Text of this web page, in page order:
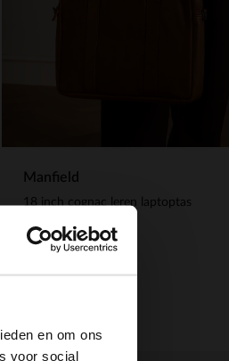
en om ons
voor social
Manfield
18 inch cognac leren laptoptas
129.99